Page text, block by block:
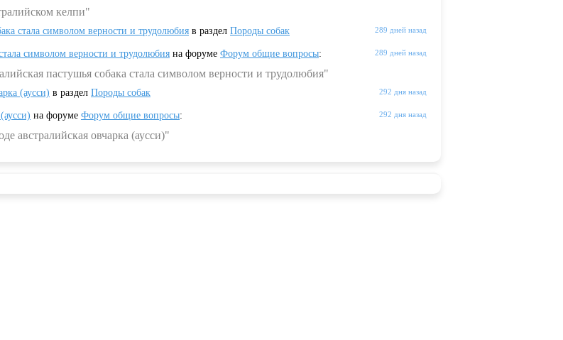
келпи"
289 дней назад
стала символом верности и трудолюбия в раздел Породы собак
289 дней назад
символом верности и трудолюбия на форуме Форум общие вопросы:
пастушья собака стала символом верности и трудолюбия"
292 дня назад
(аусси) в раздел Породы собак
292 дня назад
на форуме Форум общие вопросы:
австралийская овчарка (аусси)"